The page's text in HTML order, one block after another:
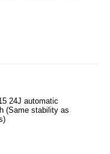
24J automatic
(Same stability as